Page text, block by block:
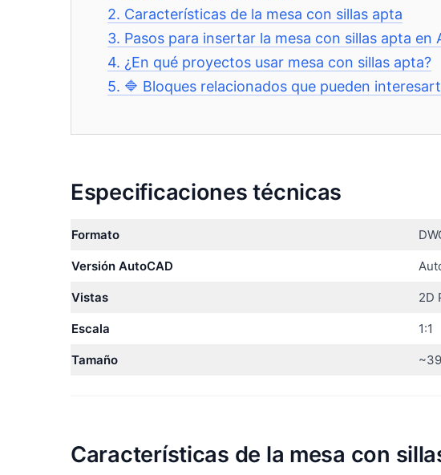
2. Características de la mesa con sillas apta
3. Pasos para insertar la mesa con sillas apta en
4. ¿En qué proyectos usar mesa con sillas apta?
5. 🔷 Bloques relacionados que pueden
Especificaciones técnicas
Formato
Versión AutoCAD
Vistas 2D
Escala 1:1
Tamaño
Características de la mesa con